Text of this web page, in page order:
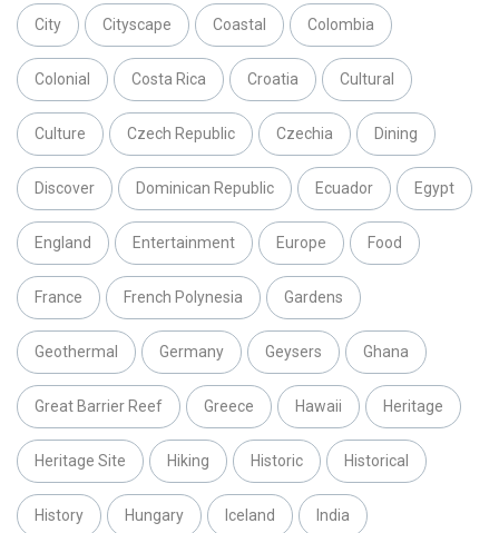
City Cityscape Coastal Colombia
Colonial Costa Rica Croatia Cultural
Culture Czech Republic Czechia Dining
Discover Dominican Republic Ecuador Egypt
England Entertainment Europe Food
France French Polynesia Gardens
Geothermal Germany Geysers Ghana
Great Barrier Reef Greece Hawaii Heritage
Heritage Site Hiking Historic Historical
History Hungary Iceland India